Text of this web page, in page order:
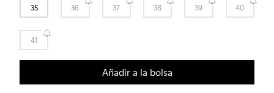
35 36 37 38 39 40
41
Añadir a la bolsa